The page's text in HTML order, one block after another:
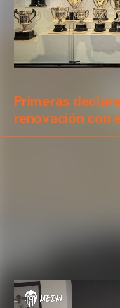
Primeras
renovación con